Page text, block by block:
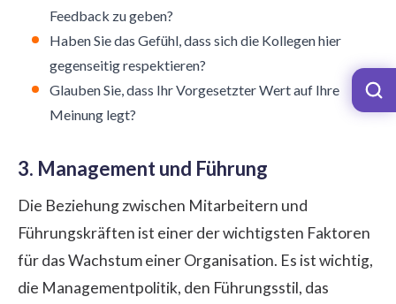
Feedback zu geben?
Haben Sie das Gefühl, dass sich die Kollegen hier
gegenseitig respektieren?
Glauben Sie, dass Ihr Vorgesetzter Wert auf Ihre
Meinung legt?
3. Management und Führung
Die Beziehung zwischen Mitarbeitern und
Führungskräften ist einer der wichtigsten Faktoren
für das Wachstum einer Organisation. Es ist wichtig,
die Managementpolitik, den Führungsstil, das